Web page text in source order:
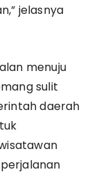
jelasnya
menuju
sulit
daerah